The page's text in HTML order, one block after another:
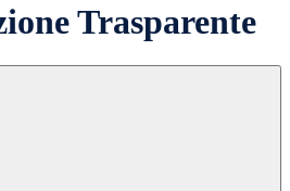
Trasparente